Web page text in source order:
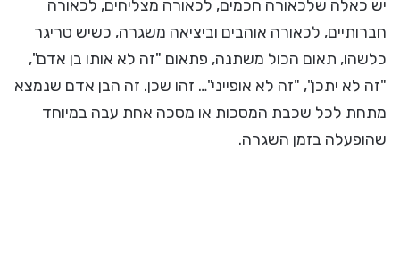
יש כאלה שלכאורה חכמים, לכאורה מצליחים, לכאורה
חברותיים, לכאורה אוהבים וביציאה משגרה, כשיש טריגר
כלשהו, תאום הכול משתנה, פתאום "זה לא אותו בן אדם",
"זה לא יתכן", "זה לא אופייני"… זהו שכן. זה הבן אדם שנמצא
מתחת לכל שכבת המסכות או מסכה אחת עבה במיוחד
שהופעלה בזמן השגרה.